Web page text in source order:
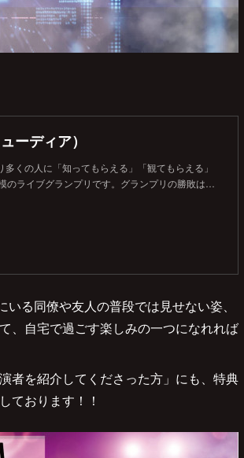
ーディア）
くの人に「知ってもらえる」「観てもらえる」
のライブグランプリです。グランプリの勝敗は…
る同僚や友人の普段では見せない姿、
、自宅で過ごす楽しみの一つになれれば
者を紹介してくださった方」にも、特典
ております！！